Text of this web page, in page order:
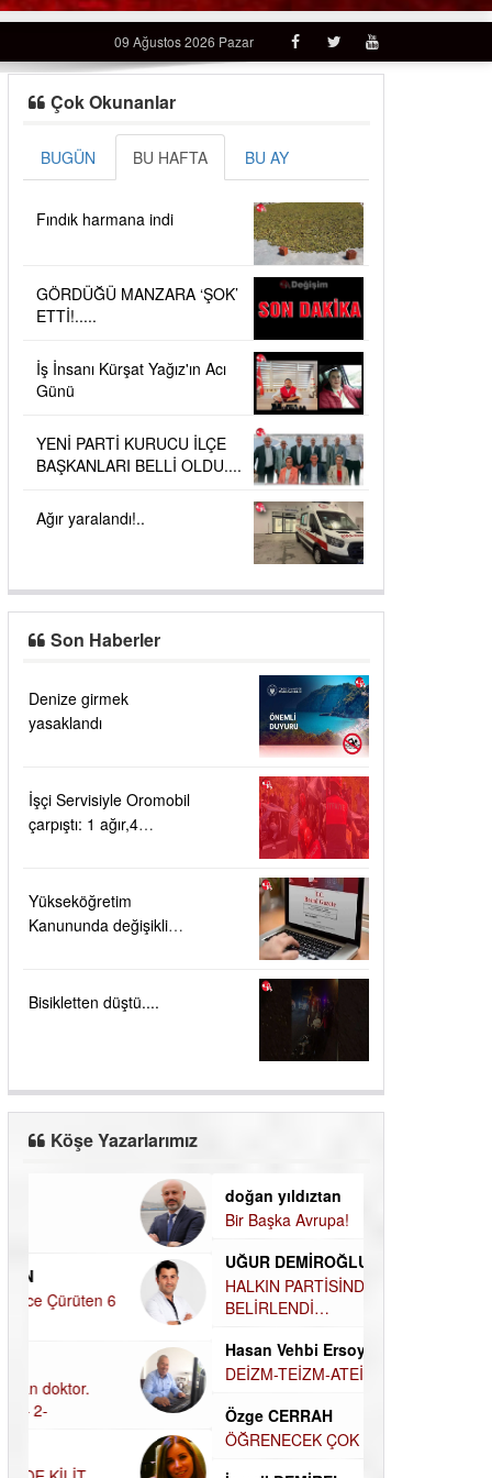
09 Ağustos 2026 Pazar
Çok Okunanlar
BUGÜN BU HAFTA BU AY
Fındık harmana indi
GÖRDÜĞÜ MANZARA ‘ŞOK’
ETTİ!.....
İş İnsanı Kürşat Yağız'ın Acı
Günü
YENİ PARTİ KURUCU İLÇE
BAŞKANLARI BELLİ OLDU....
Ağır yaralandı!..
Son Haberler
Denize girmek
yasaklandı
İşçi Servisiyle Oromobil
çarpıştı: 1 ağır,4
Yükseköğretim
Kanununda değişiklik
Bisikletten düştü....
Köşe Yazarlarımız
doğan yıldıztan
Bir Başka Avrupa!
UĞUR DEMİROĞLU
HALKIN PARTİSİNDE YENİ YÖNETİM
BELİRLENDİ…
Hasan Vehbi Ersoy
DEİZM-TEİZM-ATEİZM-PANTEİZM’E BAKIŞ
Özge CERRAH
ÖĞRENECEK ÇOK ŞEY VAR...